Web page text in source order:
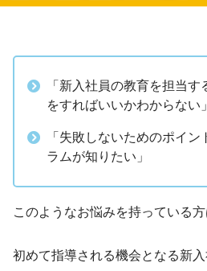
「新入社員の教育を担当
をすればいいかわからない」
「失敗しないためのポイン
ラムが知りたい」
このようなお悩みを持っている
初めて指導される機会となる新入